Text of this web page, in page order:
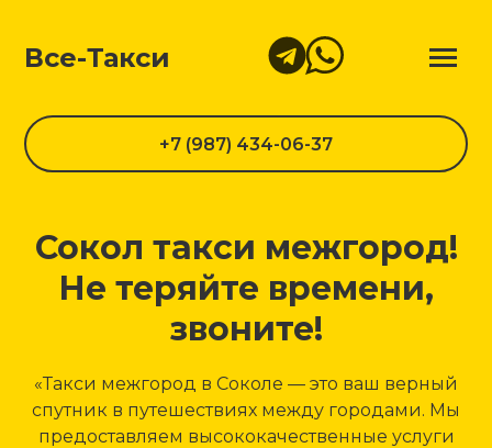
Все-Такси
+7 (987) 434-06-37
Сокол такси межгород!
Не теряйте времени,
звоните!
«Такси межгород в Соколе — это ваш верный
спутник в путешествиях между городами. Мы
предоставляем высококачественные услуги